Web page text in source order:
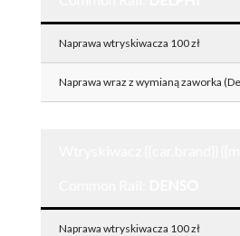
Naprawa wtryskiwacza 100 zł
Naprawa wraz z wymianą zaworka
Naprawa wtryskiwacza 100 zł